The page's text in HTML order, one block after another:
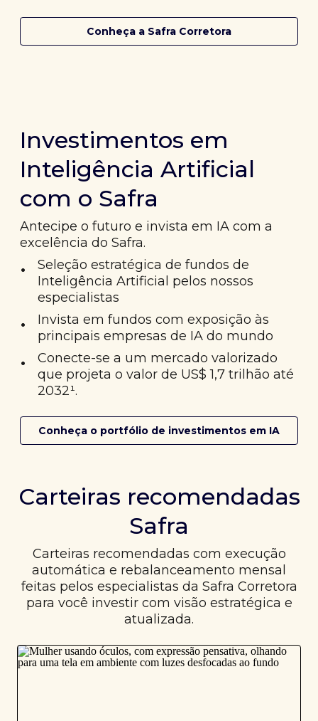
Conheça a Safra Corretora
Investimentos em
Inteligência Artificial
com o Safra
Antecipe o futuro e invista em IA com a
excelência do Safra.
•
Seleção estratégica de fundos de
Inteligência Artificial pelos nossos
especialistas
•
Invista em fundos com exposição às
principais empresas de IA do mundo
•
Conecte-se a um mercado valorizado
que projeta o valor de US$ 1,7 trilhão até
2032¹.
Conheça o portfólio de investimentos em IA
Carteiras recomendadas
Safra
Carteiras recomendadas com execução
automática e rebalanceamento mensal
feitas pelos especialistas da Safra Corretora
para você investir com visão estratégica e
atualizada.